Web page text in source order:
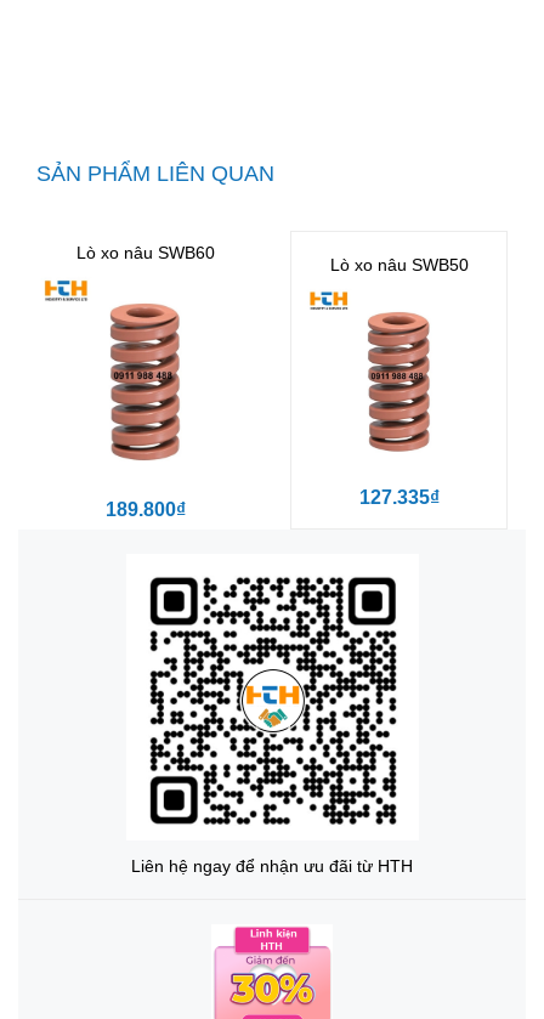
SẢN PHẨM LIÊN QUAN
Lò xo nâu SWB60
189.800₫
Lò xo nâu SWB50
127.335₫
Liên hệ ngay để nhận ưu đãi từ HTH